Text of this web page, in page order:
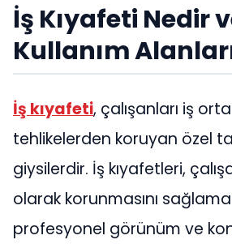
İş Kıyafeti Nedir
Kullanım
İş kıyafeti, çalışanları iş
tehlikelerden koruyan özel
giysilerdir. İş kıyafetleri,
olarak korunmasını
profesyonel görünüm ve